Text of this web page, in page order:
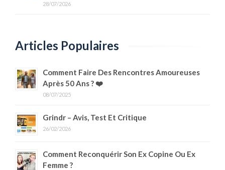
28/07/2026
Articles Populaires
Comment Faire Des Rencontres Amoureuses
Après 50 Ans ? ❤️
08/07/2025
Grindr – Avis, Test Et Critique
26/02/2026
Comment Reconquérir Son Ex Copine Ou Ex
Femme ?